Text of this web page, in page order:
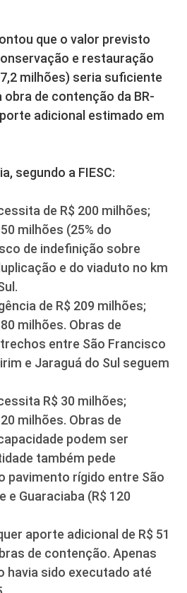
que o valor previsto
e restauração
milhões) seria suficiente
de contenção da BR-
adicional estimado em
segundo a FIESC:
de R$ 200 milhões;
milhões (25% do
de indefinição sobre
e do viaduto no km
de R$ 209 milhões;
milhões. Obras de
entre São Francisco
e Jaraguá do Sul seguem
R$ 30 milhões;
milhões. Obras de
podem ser
também pede
pavimento rígido entre São
e Guaraciaba (R$ 120
aporte adicional de R$ 51
de contenção. Apenas
havia sido executado até